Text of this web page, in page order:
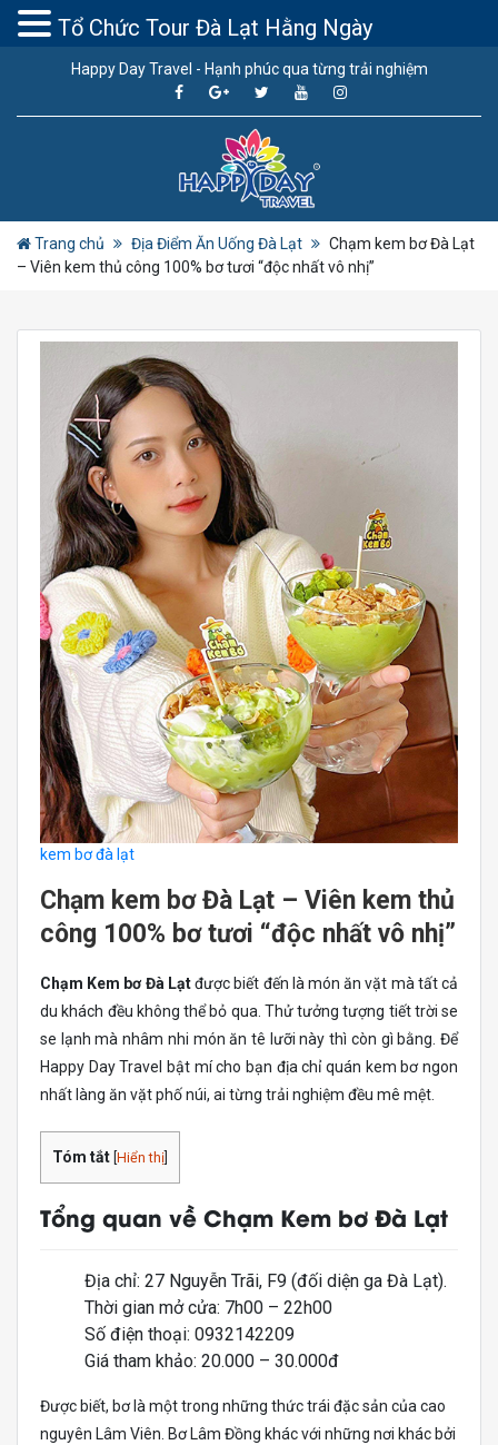
Happy Day Travel - Hạnh phúc qua từng trải nghiệm
Trang chủ Địa Điểm Ăn Uống Đà Lạt
Chạm kem bơ Đà Lạt
– Viên kem thủ công 100% bơ tươi “độc nhất vô nhị”
kem bơ đà lạt
Chạm kem bơ Đà Lạt – Viên kem thủ
công 100% bơ tươi “độc nhất vô nhị”
Chạm Kem bơ Đà Lạtđược biết đến là món ăn vặt mà tất cả
du khách đều không thể bỏ qua. Thử tưởng tượng tiết trời se
se lạnh mà nhâm nhi món ăn tê lưỡi này thì còn gì bằng. Để
Happy Day Travel bật mí cho bạn địa chỉ quán kem bơ ngon
nhất làng ăn vặt phố núi, ai từng trải nghiệm đều mê mệt.
Tóm tắt Hiển thị
Tổng quan về Chạm Kem bơ Đà Lạt
Địa chỉ: 27 Nguyễn Trãi, F9 (đối diện ga Đà Lạt).
Thời gian mở cửa: 7h00 – 22h00
Số điện thoại: 0932142209
Giá tham khảo: 20.000 – 30.000đ
Được biết, bơ là một trong những thức trái đặc sản của cao
nguyên Lâm Viên. Bơ Lâm Đồng khác với những nơi khác bởi
Tổ Chức Tour Đà Lạt Hằng Ngày